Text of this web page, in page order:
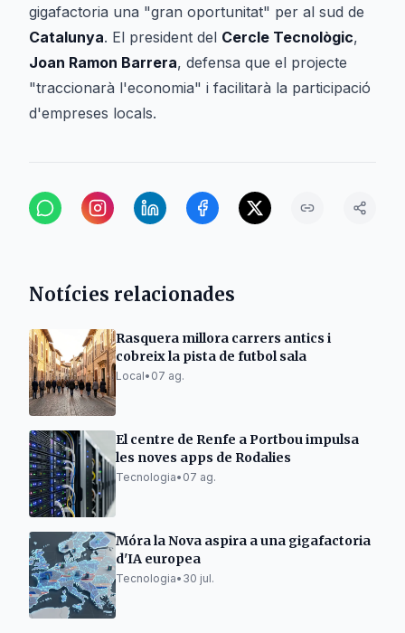
gigafactoria una "gran oportunitat" per al sud de
Catalunya. El president del Cercle Tecnològic,
Joan Ramon Barrera, defensa que el projecte
"traccionarà l'economia" i facilitarà la participació
d'empreses locals.
Notícies relacionades
Rasquera millora carrers antics i
cobreix la pista de futbol sala
Local• 07 ag.
El centre de Renfe a Portbou impulsa
les noves apps de Rodalies
Tecnologia• 07 ag.
Móra la Nova aspira a una gigafactoria
d'IA europea
Tecnologia• 30 jul.